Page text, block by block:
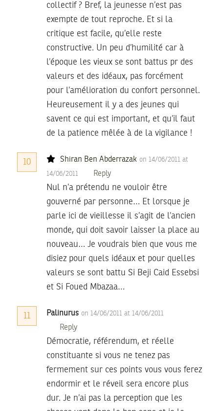
collectif ? Bref, la jeunesse n’est pas
exempte de tout reproche. Et si la
critique est facile, qu’elle reste
constructive. Un peu d’humilité car à
l’époque les vieux se sont battus pr des
valeurs et des idéaux, pas forcément
pour l’amélioration du confort personnel.
Heureusement il y a des jeunes qui
savent ce qui est important, et qu’il faut
de la patience mêlée à de la vigilance !
10 Shiran Ben Abderrazak on 14/06/2011 at
14/06/2011 Reply
Nul n’a prétendu ne vouloir être
gouverné par personne… Et lorsque je
parle ici de vieillesse il s’agit de l’ancien
monde, qui doit savoir laisser la place au
nouveau… Je voudrais bien que vous me
disiez pour quels idéaux et pour quelles
valeurs se sont battu Si Beji Caid Essebsi
et Si Foued Mbazaa…
11 Palinurus on 14/06/2011 at 14/06/2011
Reply
Démocratie, référendum, et réelle
constituante si vous ne tenez pas
fermement sur ces points vous vous ferez
endormir et le réveil sera encore plus
dur. Je n’ai pas la perception que les